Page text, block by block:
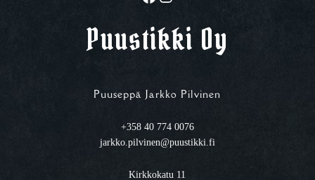
Puustikki Oy
Puuseppä Jarkko Pilvinen
+358 40 774 0076
jarkko.pilvinen@puustikki.fi
Kirkkokatu 11